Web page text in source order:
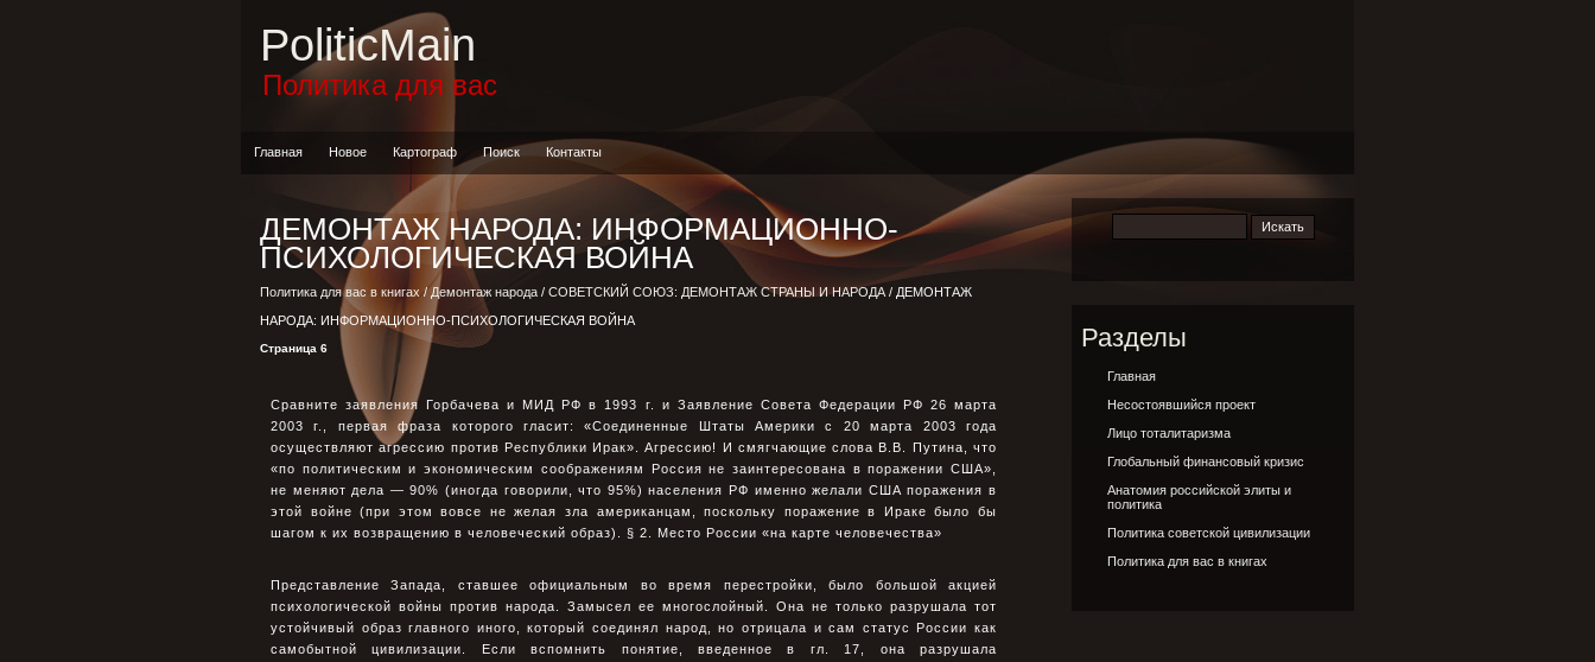
PoliticMain
Политика для вас
Главная Новое Картограф Поиск Контакты
ДЕМОНТАЖ НАРОДА: ИНФОРМАЦИОННО-
ПСИХОЛОГИЧЕСКАЯ ВОЙНА
Политика для вас в книгах /Демонтаж народа / СОВЕТСКИЙ СОЮЗ: ДЕМОНТАЖ СТРАНЫ И НАРОДА / ДЕМОНТАЖ
НАРОДА: ИНФОРМАЦИОННО-ПСИХОЛОГИЧЕСКАЯ ВОЙНА
Страница 6
Сравните заявления Горбачева и МИД РФ в 1993 г. и Заявление Совета Федерации РФ 26 марта
2003 г., первая фраза которого гласит: «Соединенные Штаты Америки с 20 марта 2003 года
осуществляют агрессию против Республики Ирак». Агрессию! И смягчающие слова В.В. Путина, что
«по политическим и экономическим соображениям Россия не заинтересована в поражении США»,
не меняют дела — 90% (иногда говорили, что 95%) населения РФ именно желали США поражения в
этой войне (при этом вовсе не желая зла американцам, поскольку поражение в Ираке было бы
шагом к их возвращению в человеческий образ). § 2. Место России «на карте человечества»
Представление Запада, ставшее официальным во время перестройки, было большой акцией
психологической войны против народа. Замысел ее многослойный. Она не только разрушала тот
устойчивый образ главного иного, который соединял народ, но отрицала и сам статус России как
самобытной цивилизации. Если вспомнить понятие, введенное в гл. 17, она разрушала
Разделы
Главная
Несостоявшийся проект
Лицо тоталитаризма
Глобальный финансовый кризис
Анатомия российской элиты и
политика
Политика советской цивилизации
Политика для вас в книгах